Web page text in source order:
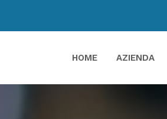
HOME AZIENDA